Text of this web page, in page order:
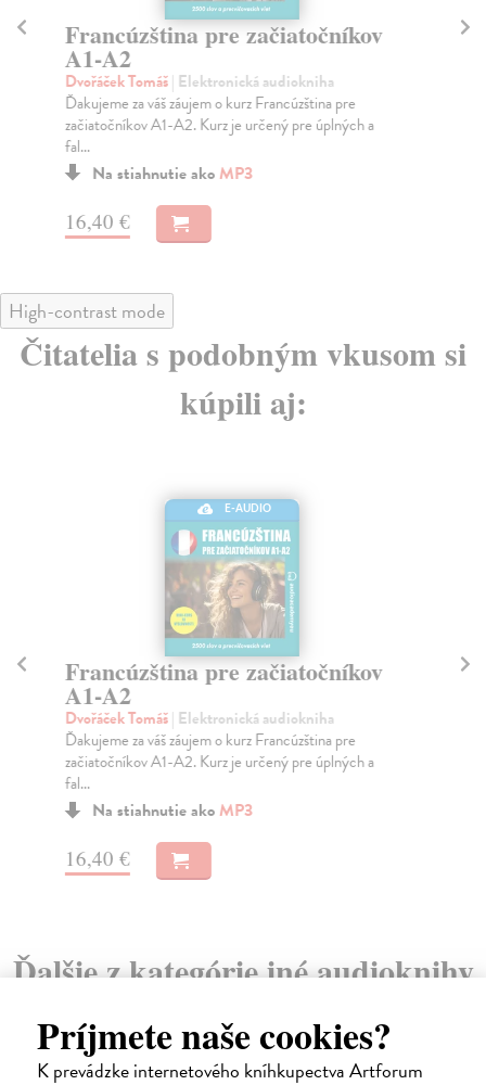
Príjmete naše cookies?
K prevádzke internetového kníhkupectva Artforum
Francúzština pre začiatočníkov
A1-A2
Dvořáček Tomáš| Elektronická audiokniha
Ďakujeme za váš záujem o kurz Francúzština pre
začiatočníkov A1-A2. Kurz je určený pre úplných a
fal...
Na stiahnutie akoMP3
16,40 €
High-contrast mode
Čitatelia s podobným vkusom si
kúpili aj:
E-AUDIO
Francúzština pre začiatočníkov
A1-A2
Dvořáček Tomáš| Elektronická audiokniha
Ďakujeme za váš záujem o kurz Francúzština pre
začiatočníkov A1-A2. Kurz je určený pre úplných a
fal...
Na stiahnutie akoMP3
16,40 €
Ďalšie z kategórie iné audioknihy